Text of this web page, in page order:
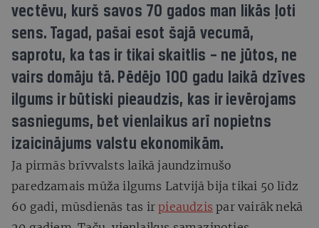
vectēvu, kurš savos 70 gados man likās ļoti
sens. Tagad, pašai esot šajā vecumā,
saprotu, ka tas ir tikai skaitlis – ne jūtos, ne
vairs domāju tā. Pēdējo 100 gadu laikā dzīves
ilgums ir būtiski pieaudzis, kas ir ievērojams
sasniegums, bet vienlaikus arī nopietns
izaicinājums valstu ekonomikām.
Ja pirmās brīvvalsts laikā jaundzimušo
paredzamais mūža ilgums Latvijā bija tikai 50 līdz
60 gadi, mūsdienās tas irpieaudzis par vairāk nekā